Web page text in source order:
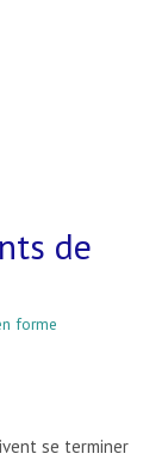
de
forme
se terminer